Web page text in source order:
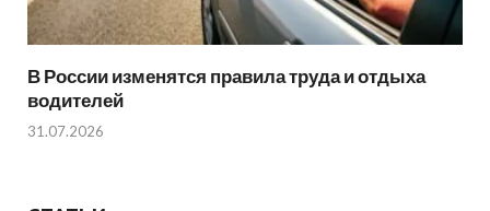
В России изменятся правила труда и отдыха
водителей
31.07.2026